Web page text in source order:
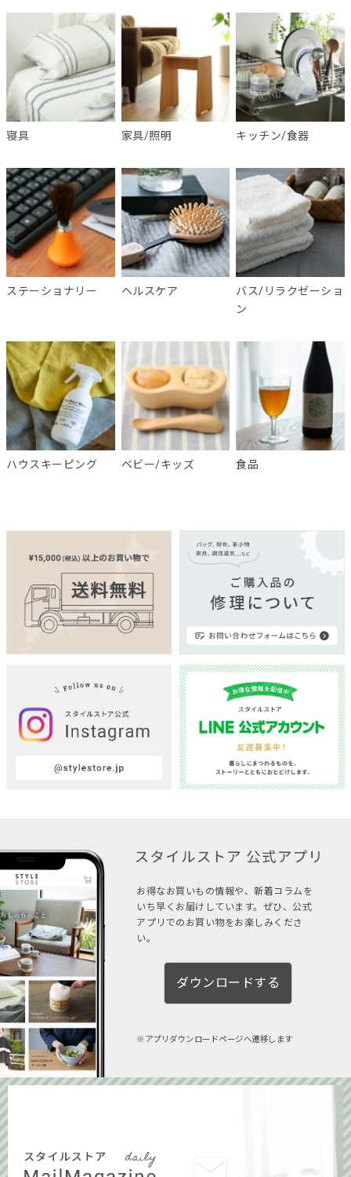
寝具 家具/照明 キッチン/食器
ステーショナリー ヘルスケア
バス/リラクゼーショ
ン
ハウスキーピング ベビー/キッズ 食品
お得なお買いもの情報や、新着コラムを
いち早くお届けしています。ぜひ、公式
アプリでのお買い物をお楽しみくださ
い。
ダウンロードする
アプリダウンロードページへ遷移します